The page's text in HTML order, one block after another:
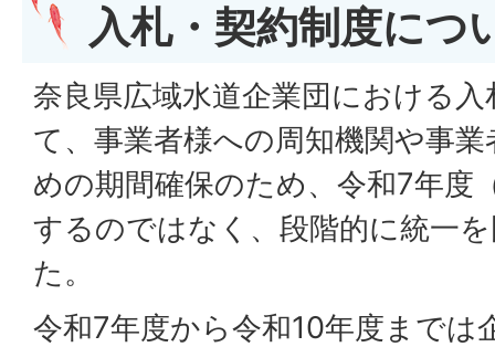
入札・契約制度につ
奈良県広域水道企業団における
て、事業者様への周知機関や事
めの期間確保のため、令和7年度
するのではなく、段階的に統一
た。
令和7年度から令和10年度までは